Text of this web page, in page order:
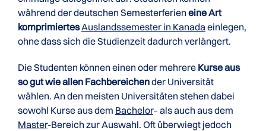
während der deutschen Semesterferien eine Art
komprimiertesAuslandssemester in Kanadaeinlegen,
ohne dass sich die Studienzeit dadurch verlängert.
Die Studenten können einen oder mehrere Kurse aus
so gut wie allen Fachbereichender Universität
wählen. An den meisten Universitäten stehen dabei
sowohl Kurse aus dem Bachelor– als auch aus dem
Master-Bereich zur Auswahl. Oft überwiegt jedoch